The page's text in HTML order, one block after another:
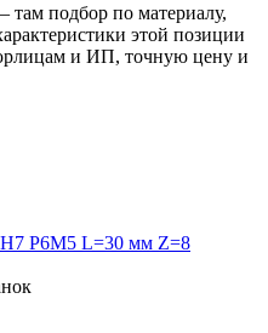
там подбор по материалу,
этой позиции
и ИП, точную цену и
Н7 Р6М5 L=30 мм Z=8